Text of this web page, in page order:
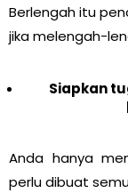
Berlengah itu
jika melengah-
Siapkan
Anda hanya
perlu dibuat